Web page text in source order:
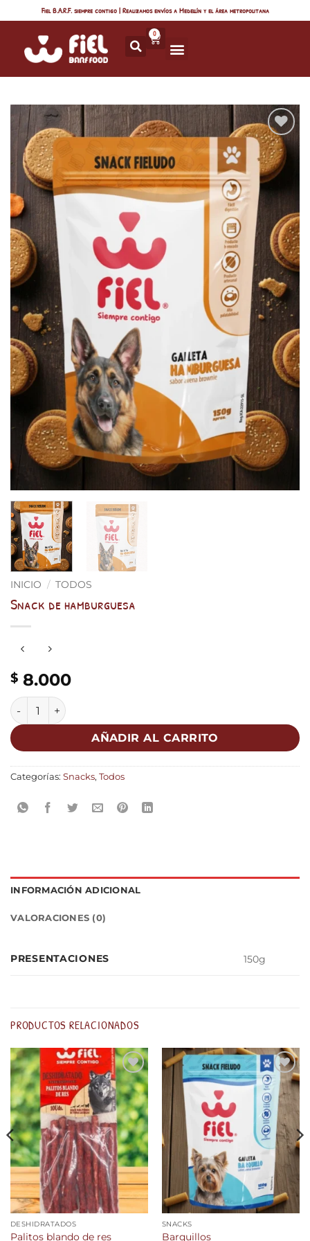
Fiel B.A.R.F. siempre contigo | Realizamos envíos a Medellín y el área metropolitana
0
Añadir
a la
lista
deseos
INICIO / TODOS
Snack de hamburguesa
$ 8.000
AÑADIR AL CARRITO
Categorías: Snacks, Todos
INFORMACIÓN ADICIONAL
VALORACIONES (0)
PRESENTACIONES 150g
PRODUCTOS RELACIONADOS
Añadir
a la
lista de
deseos
DESHIDRATADOS
Palitos blando de res
Añadir
a la
lista de
deseos
SNACKS
Barquillos